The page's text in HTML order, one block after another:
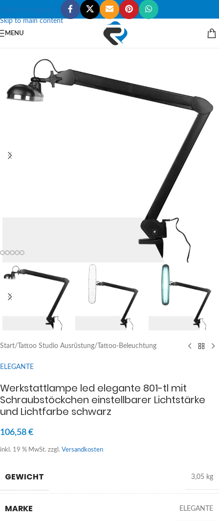
Skip to navigation
Skip to main content
MENU
Start/ Tattoo Studio Ausrüstung/ Tattoo-Beleuchtung
ELEGANTE
Werkstattlampe led elegante 801-tl mit
Schraubstöckchen einstellbarer Lichtstärke
und Lichtfarbe schwarz
106,58 €
inkl. 19 % MwSt. zzgl. Versandkosten
GEWICHT 3,05 kg
MARKE ELEGANTE